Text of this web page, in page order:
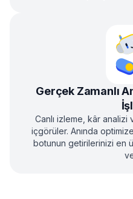
Gerçek Zamanlı
Canlı izleme, kâr
içgörüler. Anında
botunun getirilerinizi en